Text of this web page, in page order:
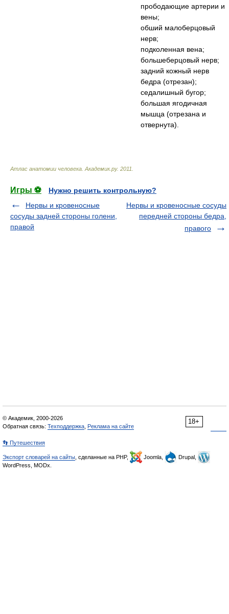
прободающие артерии и
вены;
обший малоберцовый
нерв;
подколенная вена;
большеберцовый нерв;
задний кожный нерв
бедра (отрезан);
седалишный бугор;
большая ягодичная
мышца (отрезана и
отвернута).
Атлас анатомии человека Академик.ру. 2011
Игры ⚽
Нужно решить контрольную?
Нервы и кровеносные
сосуды задней стороны голени,
правой
Нервы и кровеносные сосуды
передней стороны бедра,
правого
18+
© Академик, 2000-2026
Обратная связь: Техподдержка Реклама на сайте
👣 Путешествия
Экспорт словарей на сайты , сделанные на PHP, Joomla,
Drupal,
WordPress, MODx.